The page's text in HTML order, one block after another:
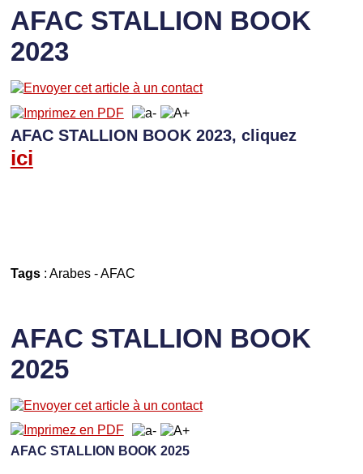
AFAC STALLION BOOK
2023
AFAC STALLION BOOK 2023, cliquez
ici
Tags: Arabes-AFAC
AFAC STALLION BOOK
2025
AFAC STALLION BOOK 2025